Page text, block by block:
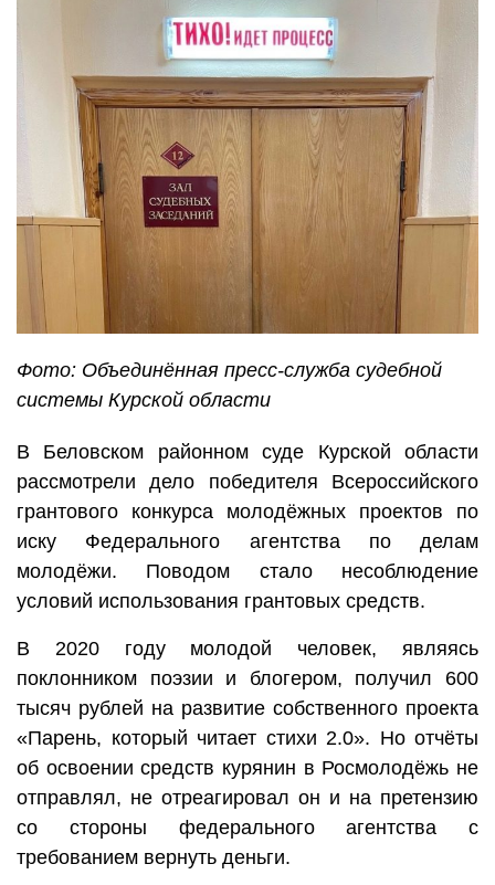
Фото: Объединённая пресс-служба судебной
системы Курской области
В Беловском районном суде Курской области
рассмотрели дело победителя Всероссийского
грантового конкурса молодёжных проектов по
иску Федерального агентства по делам
молодёжи. Поводом стало несоблюдение
условий использования грантовых средств.
В 2020 году молодой человек, являясь
поклонником поэзии и блогером, получил 600
тысяч рублей на развитие собственного проекта
«Парень, который читает стихи 2.0». Но отчёты
об освоении средств курянин в Росмолодёжь не
отправлял, не отреагировал он и на претензию
со стороны федерального агентства с
требованием вернуть деньги.